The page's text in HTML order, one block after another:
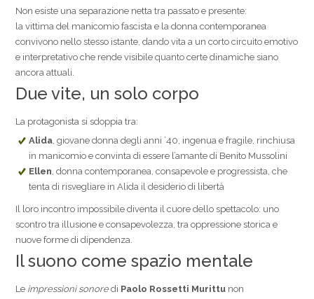
Non esiste una separazione netta tra passato e presente:
la vittima del manicomio fascista e la donna contemporanea
convivono nello stesso istante, dando vita a un corto circuito emotivo
e interpretativo che rende visibile quanto certe dinamiche siano
ancora attuali.
Due vite, un solo corpo
La protagonista si sdoppia tra:
Alida , giovane donna degli anni ’40, ingenua e fragile, rinchiusa
in manicomio e convinta di essere l’amante di Benito Mussolini
Ellen , donna contemporanea, consapevole e progressista, che
tenta di risvegliare in Alida il desiderio di libertà
Il loro incontro impossibile diventa il cuore dello spettacolo: uno
scontro tra illusione e consapevolezza, tra oppressione storica e
nuove forme di dipendenza.
Il suono come spazio mentale
Le impressioni sonoredi Paolo Rossetti Murittu non